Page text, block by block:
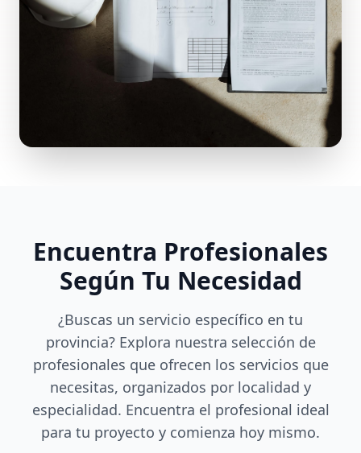
Encuentra Profesionales
Según Tu Necesidad
¿Buscas un servicio específico en tu
provincia? Explora nuestra selección de
profesionales que ofrecen los servicios que
necesitas, organizados por localidad y
especialidad. Encuentra el profesional ideal
para tu proyecto y comienza hoy mismo.